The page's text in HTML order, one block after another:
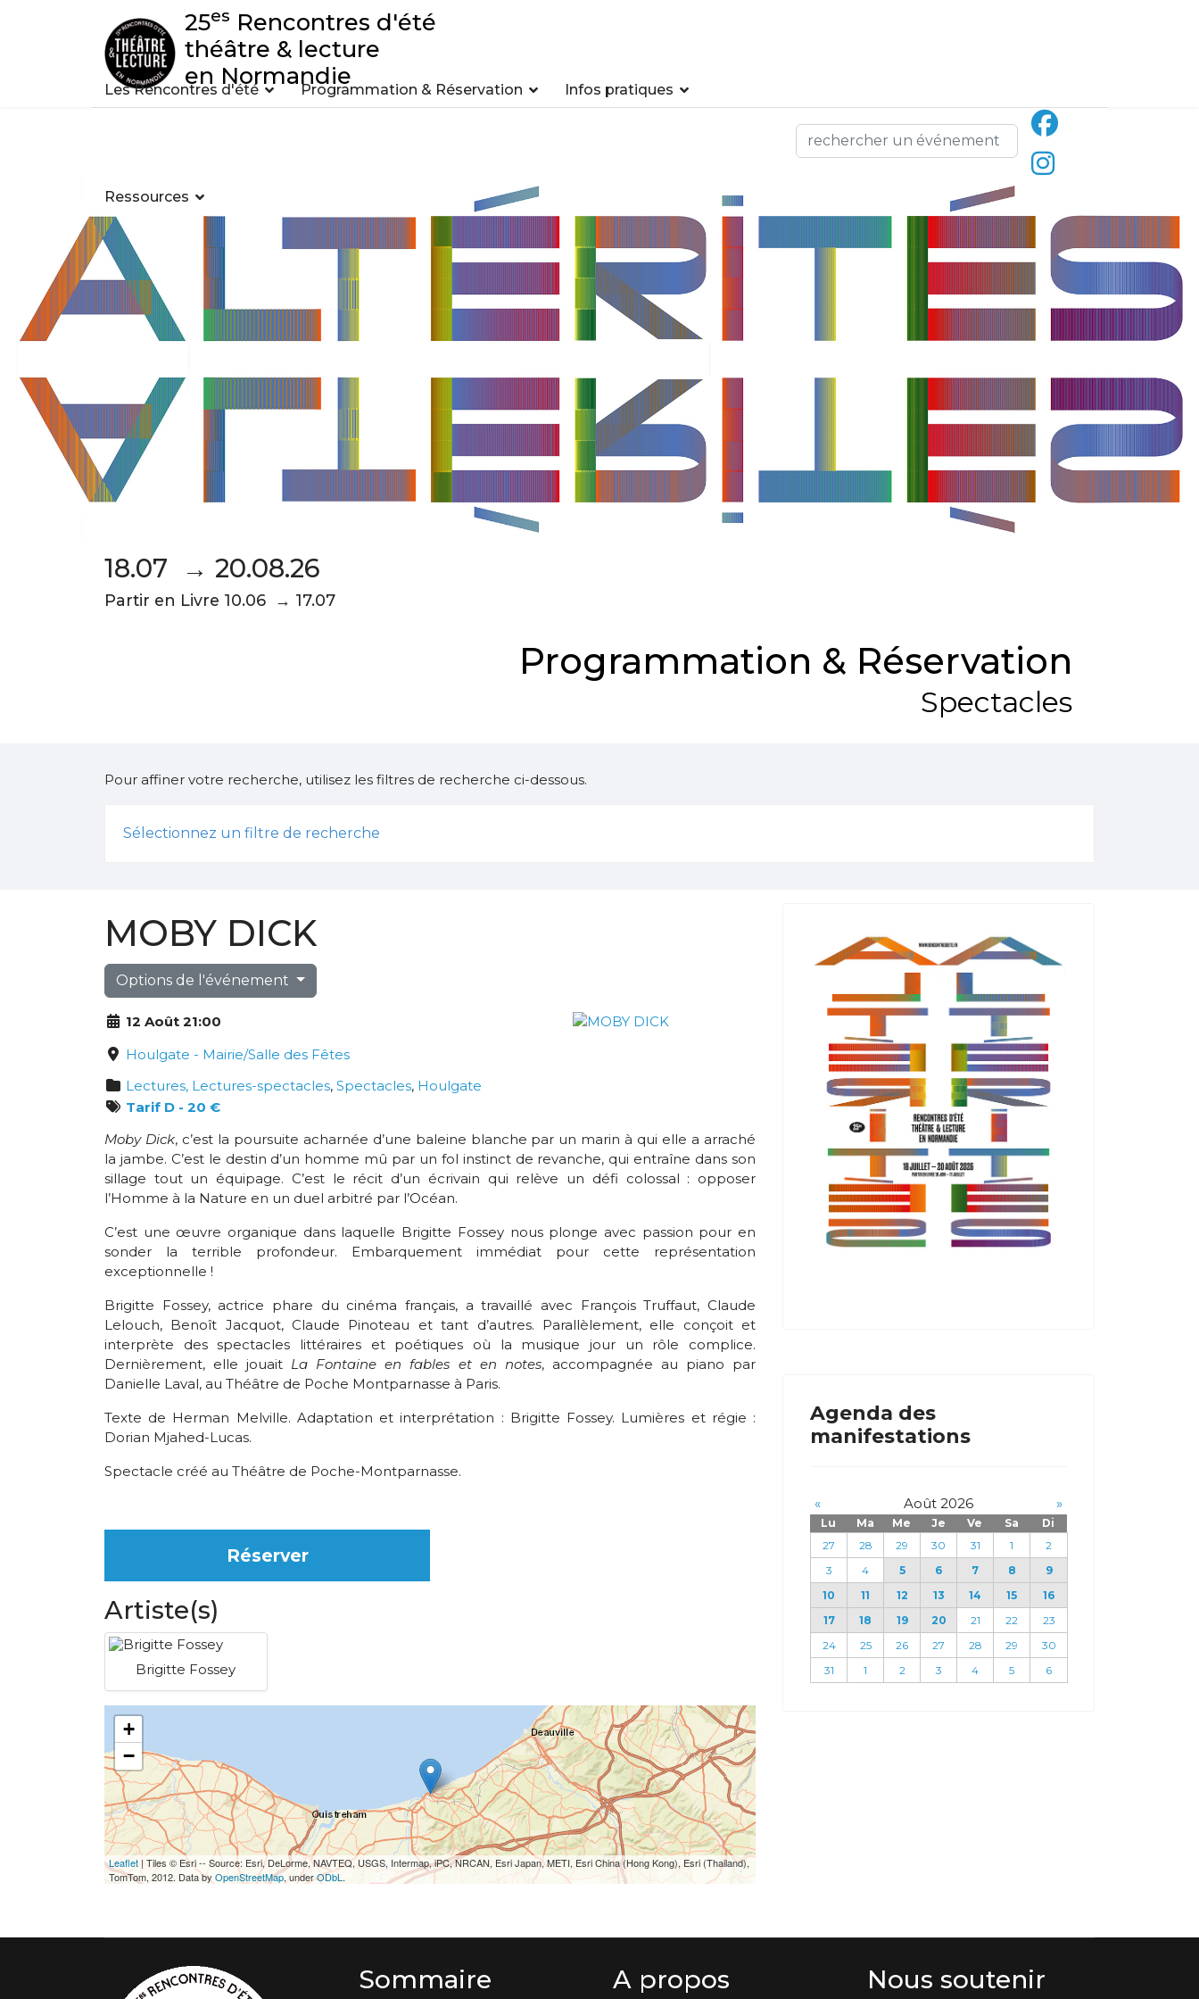
25es Rencontres d'été
théâtre & lecture
en Normandie
Les Rencontres d'été Programmation & Réservation Infos pratiques
Ressources
18.07 → 20.08.26
Partir en Livre 10.06 → 17.07
Programmation & Réservation
Spectacles
Pour affiner votre recherche, utilisez les filtres de recherche ci-dessous.
Sélectionnez un filtre de recherche
MOBY DICK
Options de l'événement
12 Août 21:00
Houlgate - Mairie/Salle des Fêtes
Lectures, Lectures-spectacles, Spectacles, Houlgate
Tarif D - 20 €
Moby Dick, c’est la poursuite acharnée d’une baleine blanche par un marin à qui elle a arraché
la jambe. C’est le destin d’un homme mû par un fol instinct de revanche, qui entraîne dans son
sillage tout un équipage. C’est le récit d’un écrivain qui relève un défi colossal : opposer
l’Homme à la Nature en un duel arbitré par l’Océan.
C’est une œuvre organique dans laquelle Brigitte Fossey nous plonge avec passion pour en
sonder la terrible profondeur. Embarquement immédiat pour cette représentation
exceptionnelle !
Brigitte Fossey, actrice phare du cinéma français, a travaillé avec François Truffaut, Claude
Lelouch, Benoît Jacquot, Claude Pinoteau et tant d’autres. Parallèlement, elle conçoit et
interprète des spectacles littéraires et poétiques où la musique jour un rôle complice.
Dernièrement, elle jouait La Fontaine en fables et en notes, accompagnée au piano par
Danielle Laval, au Théâtre de Poche Montparnasse à Paris.
Texte de Herman Melville. Adaptation et interprétation : Brigitte Fossey. Lumières et régie :
Dorian Mjahed-Lucas.
Spectacle créé au Théâtre de Poche-Montparnasse.
Réserver
Artiste(s)
Brigitte Fossey
+
−
Leaflet | Tiles © Esri -- Source: Esri, DeLorme, NAVTEQ, USGS, Intermap, iPC, NRCAN, Esri Japan, METI, Esri China (Hong Kong), Esri (Thailand),
TomTom, 2012. Data by OpenStreetMap, underODbL .
Agenda des
manifestations
« Août 2026 »
Lu Ma Me Je Ve Sa
Di
27
28 29 30 31 1
2
3
4 5 6 7 8
9
10
11 12 13 14 15
16
17
18 19 20 21 22
23
24
25 26 27 28 29
30
31
1 2 3 4 5 6
Sommaire A propos Nous soutenir